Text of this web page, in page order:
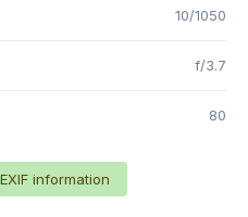
10/1050
f/3.7
80
information